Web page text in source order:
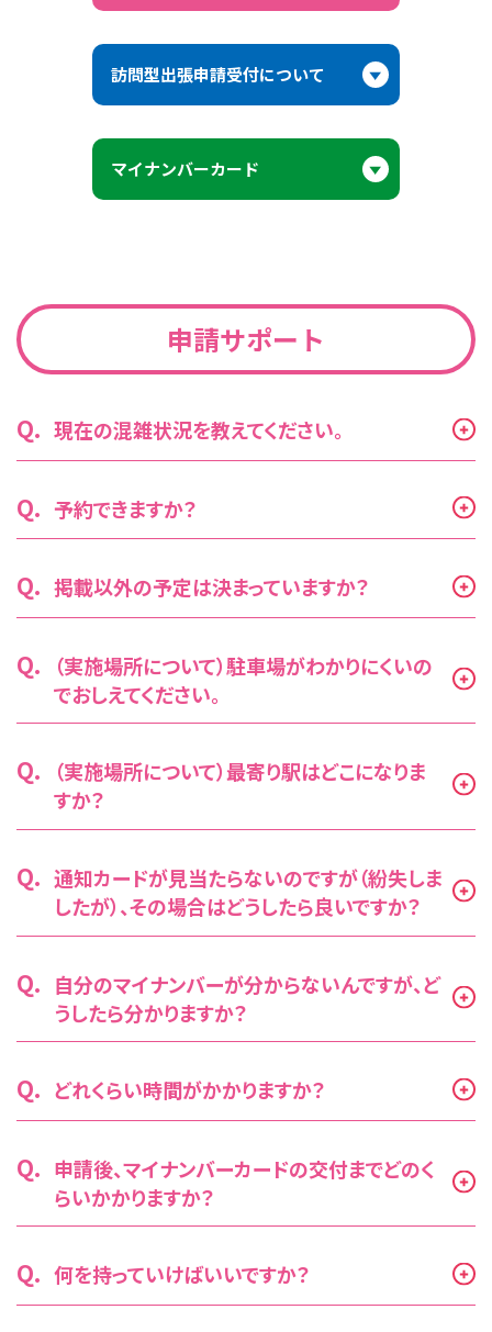
訪問型出張申請受付について
マイナンバーカード
申請サポート
Q. 現在の混雑状況を教えてください。
Q. 予約できますか？
Q. 掲載以外の予定は決まっていますか？
Q.
（実施場所について）駐車場がわかりにくいの
でおしえてください。
Q.
（実施場所について）最寄り駅はどこになりま
すか？
Q. 通知カードが見当たらないのですが（紛失しま
したが）、その場合はどうしたら良いですか？
Q. 自分のマイナンバーが分からないんですが、ど
うしたら分かりますか？
Q. どれくらい時間がかかりますか？
Q. 申請後、マイナンバーカードの交付までどのく
らいかかりますか？
Q. 何を持っていけばいいですか？